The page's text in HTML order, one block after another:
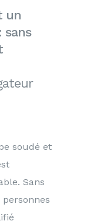
un
sans
soudé et
Sans